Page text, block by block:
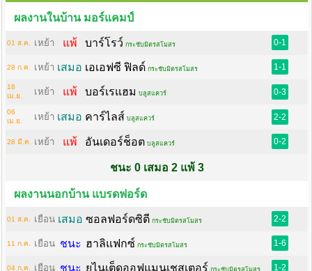
ผลงานในบ้าน มอร์แคมป์
01 ส.ค. เหย้า แพ้ บาร์โรว์ กระชับมิตรสโมสร 0-1
28 ก.ค. เหย้า เสมอ เอเอฟซี ฟิลด์ กระชับมิตรสโมสร 1-1
18
เม.ย.
เหย้า แพ้ บอร์เรแฮม บลูสแควร์ 0-3
06
เม.ย.
เหย้า เสมอ คาร์ไลส์ บลูสแควร์ 2-2
28 มี.ค. เหย้า แพ้ อันเดอร์ช็อต บลูสแควร์ 0-2
ชนะ 0 เสมอ 2 แพ้ 3
ผลงานนอกบ้าน แบรดฟอร์ด
01 ส.ค. เยือน เสมอ ซอลฟอร์ดซิตี กระชับมิตรสโมสร 2-2
11 ก.ค. เยือน ชนะ ฮาลิแฟกซ์ กระชับมิตรสโมสร 1-6
04 ก.ค. เยือน ชนะ ยูไนเต็ดออฟแมนเชสเตอร์ 1-2